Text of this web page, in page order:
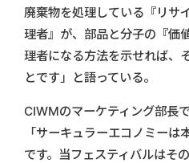
廃棄物を処理している『リサ
理者』が、部品と分子の『価
理者になる方法を示せれば、
とです」と語っている。
CIWMのマーケティング部長
「サーキュラーエコノミーは
です。当フェスティバルはそ